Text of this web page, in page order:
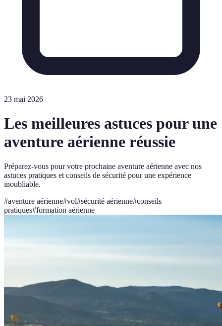
23 mai 2026
Les meilleures astuces pour une
aventure aérienne réussie
Préparez-vous pour votre prochaine aventure aérienne avec nos
astuces pratiques et conseils de sécurité pour une expérience
inoubliable.
#aventure aérienne#vol#sécurité aérienne#conseils
pratiques#formation aérienne